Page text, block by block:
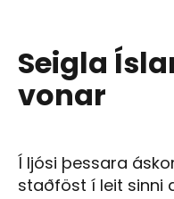
Seigla
vonar
Í ljósi þessara
staðföst í leit sinni